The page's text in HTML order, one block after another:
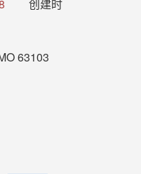
创建时
63103